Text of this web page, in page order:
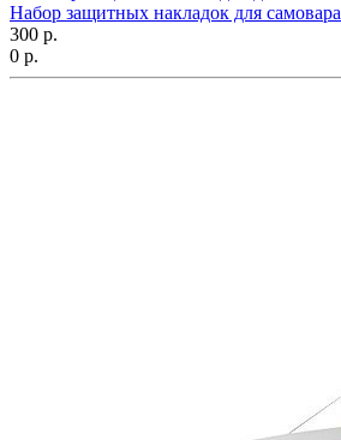
Набор защитных накладок для самовара
300 р.
0 р.